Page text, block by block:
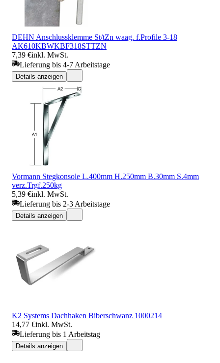
DEHN Anschlussklemme St/tZn waag. f.Profile 3-18
AK610KBWKBF318STTZN
7,39 €inkl. MwSt.
Lieferung bis 4-7 Arbeitstage
Details anzeigen
Vormann Stegkonsole L.400mm H.250mm B.30mm S.4mm
verz.Trgf.250kg
5,39 €inkl. MwSt.
Lieferung bis 2-3 Arbeitstage
Details anzeigen
K2 Systems Dachhaken Biberschwanz 1000214
14,77 €inkl. MwSt.
Lieferung bis 1 Arbeitstag
Details anzeigen